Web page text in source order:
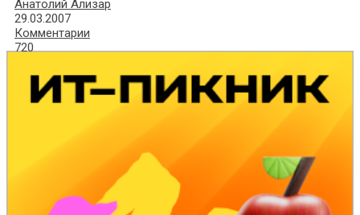
Анатолий Ализар
29.03.2007
Комментарии
720